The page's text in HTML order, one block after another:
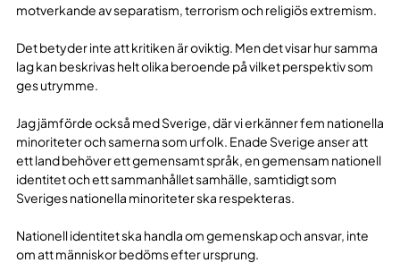
motverkande av separatism, terrorism och religiös extremism.
Det betyder inte att kritiken är oviktig. Men det visar hur samma
lag kan beskrivas helt olika beroende på vilket perspektiv som
ges utrymme.
Jag jämförde också med Sverige, där vi erkänner fem nationella
minoriteter och samerna som urfolk. Enade Sverige anser att
ett land behöver ett gemensamt språk, en gemensam nationell
identitet och ett sammanhållet samhälle, samtidigt som
Sveriges nationella minoriteter ska respekteras.
Nationell identitet ska handla om gemenskap och ansvar, inte
om att människor bedöms efter ursprung.